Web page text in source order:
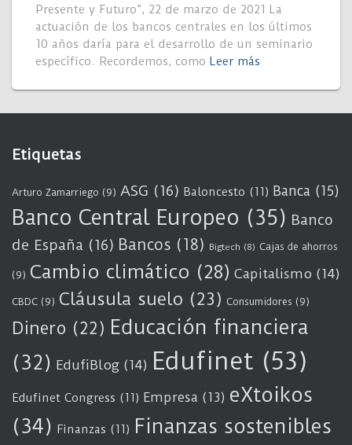
Presente y Futuro”, 22 de marzo de 2021 La
actuación de los bancos centrales en los últimos
10 años daría para el desarrollo de un seminario
específico. Recordemos, como Leer más
Etiquetas
Arturo Zamarriego (9) ASG (16) Baloncesto (11) Banca (15)
Banco Central Europeo (35) Banco
de España (16) Bancos (18) Bigtech (8) Cajas de ahorros
(9) Cambio climático (28) Capitalismo (14)
CBDC (9) Cláusula suelo (23) Consumidores (9)
Dinero (22) Educación financiera
(32) EdufiBlog (14) Edufinet (53)
Edufinet Congress (11) Empresa (13) eXtoikos
(34) Finanzas (11) Finanzas sostenibles